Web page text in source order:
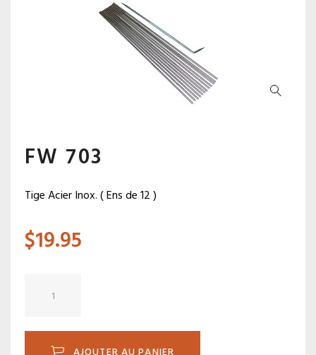
FW 703
Tige Acier Inox. ( Ens de 12 )
$19.95
AJOUTER AU PANIER